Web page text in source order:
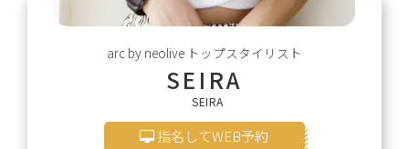
arc by neolive トップスタイリスト
SEIRA
SEIRA
指名してWEB予約